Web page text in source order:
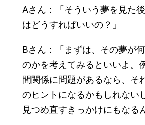
Aさん：「そういう夢を見た
はどうすればいいの？」
Bさん：「まずは、その夢が
のかを考えてみるといいよ。
間関係に問題があるなら、そ
のヒントになるかもしれない
見つめ直すきっかけにもなる